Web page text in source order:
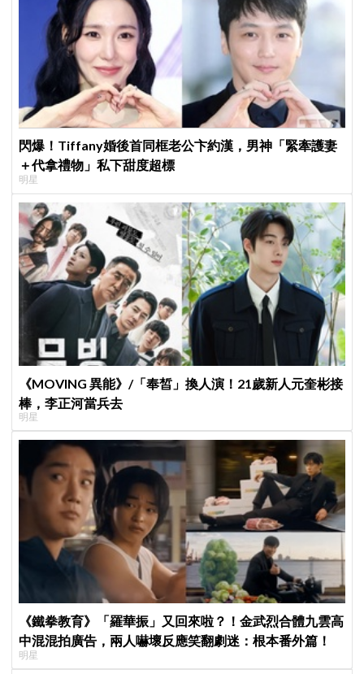
閃爆！Tiffany婚後首同框老公卞約漢，男神「緊牽護妻
＋代拿禮物」私下甜度超標
明星
《MOVING 異能》/「奉皙」換人演！21歲新人元奎彬接
棒，李正河當兵去
明星
《鐵拳教育》「羅華振」又回來啦？！金武烈合體九雲高
中混混拍廣告，兩人嚇壞反應笑翻劇迷：根本番外篇！
明星